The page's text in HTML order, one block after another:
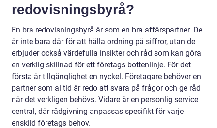
redovisningsbyrå?
En bra redovisningsbyrå är som en bra affärspartner. De
är inte bara där för att hålla ordning på siffror, utan de
erbjuder också värdefulla insikter och råd som kan göra
en verklig skillnad för ett företags bottenlinje. För det
första är tillgänglighet en nyckel. Företagare behöver en
partner som alltid är redo att svara på frågor och ge råd
när det verkligen behövs. Vidare är en personlig service
central, där rådgivning anpassas specifikt för varje
enskild företags behov.